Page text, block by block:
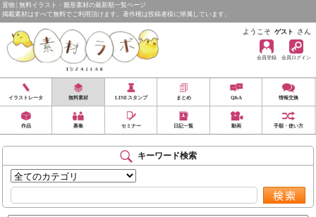
置物 | 無料イラスト・雛形素材の最新順一覧ページ
掲載素材はすべて無料でご利用頂けます。著作権は投稿者様に帰属しています。
ようこそ ゲスト さん
会員登録 会員ログイン
イラストレータ 無料素材 LINEスタンプ まとめ Q&A 情報交換
作品 募集 セミナー 日記一覧 動画 手順・使い方
キーワード検索